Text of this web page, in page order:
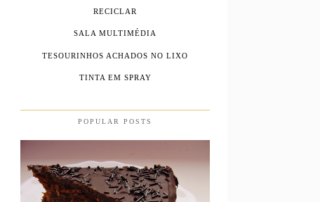
RECICLAR
SALA MULTIMÉDIA
TESOURINHOS ACHADOS NO LIXO
TINTA EM SPRAY
POPULAR POSTS